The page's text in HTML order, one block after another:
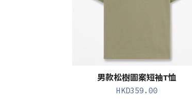
男款松樹圖案短袖T恤
HKD359.00